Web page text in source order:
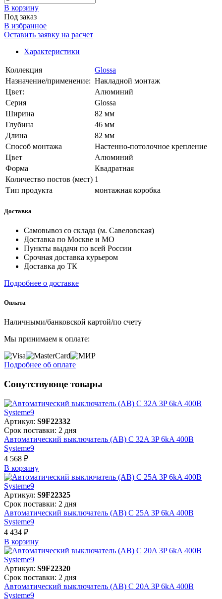
В корзинy
Под заказ
В избранное
Оставить заявку на расчет
Характеристики
Коллекция
Glossa
Назначение/применение: Накладной монтаж
Цвет:
Алюминий
Серия
Glossa
Ширина
82 мм
Глубина
46 мм
Длина
82 мм
Способ монтажа
Настенно-потолочное крепление
Цвет
Алюминий
Форма
Квадратная
Количество постов (мест) 1
Тип продукта
монтажная коробка
Доставка
Самовывоз со склада (м. Савеловская)
Доставка по Москве и МО
Пункты выдачи по всей России
Срочная доставка курьером
Доставка до ТК
Подробнее о доставке
Оплата
Наличными/банковской картой/по счету
Мы принимаем к оплате:
Подробнее об оплате
Сопутствующе товары
Артикул: S9F22332
Срок поставки: 2 дня
Автоматический выключатель (АВ) C 32A 3P 6kA 400В
Systeme9
4 568 ₽
В корзинy
Артикул: S9F22325
Срок поставки: 2 дня
Автоматический выключатель (АВ) C 25A 3P 6kA 400В
Systeme9
4 434 ₽
В корзинy
Артикул: S9F22320
Срок поставки: 2 дня
Автоматический выключатель (АВ) C 20A 3P 6kA 400В
Systeme9